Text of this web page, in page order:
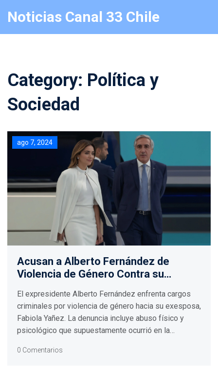
Noticias Canal 33 Chile
Category: Política y
Sociedad
ago 7, 2024
Acusan a Alberto Fernández de
Violencia de Género Contra su
El expresidente Alberto Fernández enfrenta cargos
criminales por violencia de género hacia su exesposa,
Fabiola Yañez. La denuncia incluye abuso físico y
psicológico que supuestamente ocurrió en la
durante una investigación de corrupción.
0 Comentarios